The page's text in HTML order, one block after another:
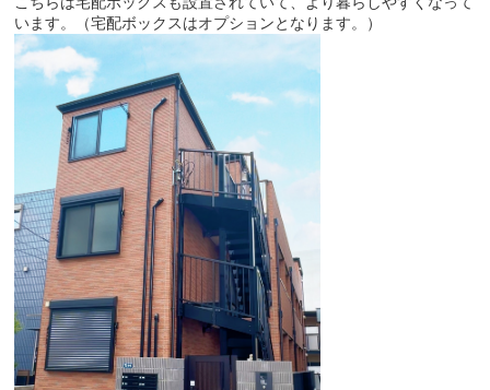
います。（宅配ボックスはオプションとなります。）